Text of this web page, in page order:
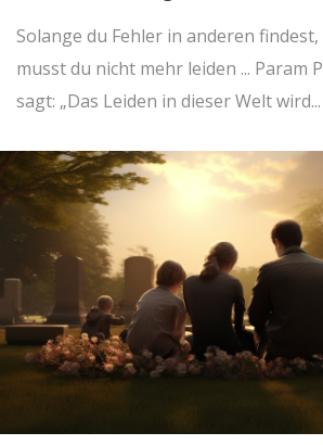
Solange du Fehler in anderen findest,
musst du nicht mehr leiden ... Param
sagt: „Das Leiden in dieser Welt wird...